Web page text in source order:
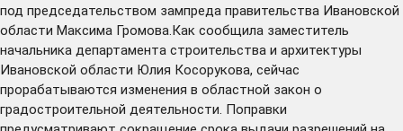
под председательством зампреда правительства Ивановской
области Максима Громова.Как сообщила заместитель
начальника департамента строительства и архитектуры
Ивановской области Юлия Косорукова, сейчас
прорабатываются изменения в областной закон о
градостроительной деятельности. Поправки